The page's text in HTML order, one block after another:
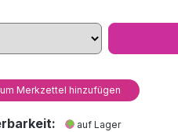
Merkzettel hinzufügen
auf Lager